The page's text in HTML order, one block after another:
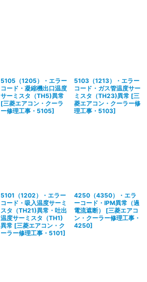
5105（1205）・エラー
コード・凝縮機出口温度
サーミスタ（TH5)異常
[三菱エアコン・クーラ
ー修理工事・5105]
5103（1213）・エラー
コード・ガス管温度サー
ミスタ（TH23)異常 [三
菱エアコン・クーラー修
理工事・5103]
5101（1202）・エラー
コード・吸入温度サーミ
スタ（TH21)異常・吐出
温度サーミスタ（TH1)
異常 [三菱エアコン・ク
ーラー修理工事・5101]
4250（4350）・エラ
ーコード・IPM異常（過
電流遮断）
[三菱エアコ
ン・クーラー修理工事・
4250]